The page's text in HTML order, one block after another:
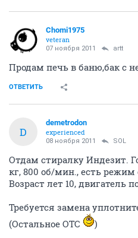
Chomi1975
veteran
07 ноября 2011 artt
Продам печь в баню,бак с
ОТВЕТИТЬ
D
demetrodon
experienced
08 ноября 2011 SOL
Отдам стиралку Индезит.
кг, 800 об/мин., есть
Возраст лет 10, двигатель
Требуется замена
(Остальное ОТС
)